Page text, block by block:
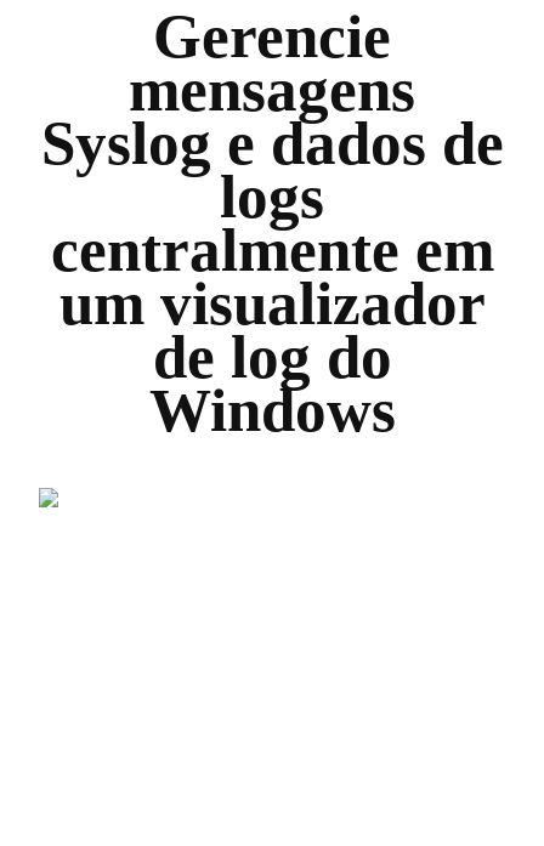
Gerencie
mensagens
Syslog e dados de
logs
centralmente em
um visualizador
de log do
Windows